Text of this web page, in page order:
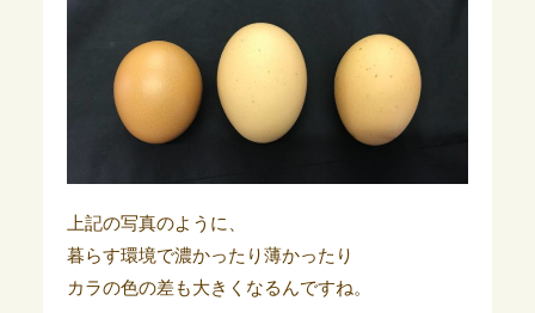
上記の写真のように、
暮らす環境で濃かったり薄かったり
カラの色の差も大きくなるんですね。